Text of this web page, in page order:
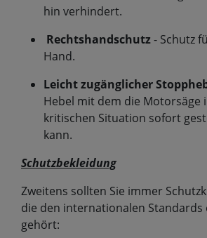
hin verhindert.
Rechtshandschutz- Schutz
Hand.
Leicht zugänglicher
Hebel mit dem die Motorsäge
kritischen Situation sofort
kann.
Schutzbekleidung
Zweitens sollten Sie immer
die den internationalen Standards
gehört: